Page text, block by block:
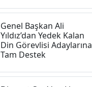
Genel Başkan Ali
Yıldız’dan Yedek Kalan
Din Görevlisi Adaylarına
Tam Destek